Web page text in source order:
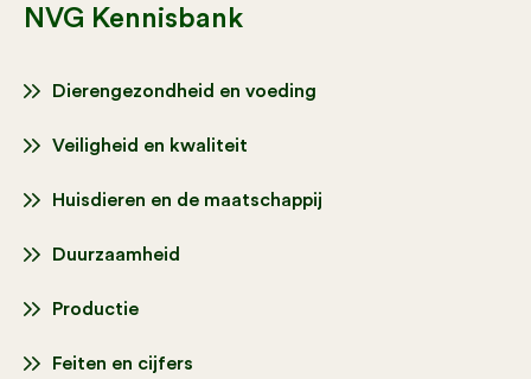
NVG Kennisbank
Dierengezondheid en voeding
Veiligheid en kwaliteit
Huisdieren en de maatschappij
Duurzaamheid
Productie
Feiten en cijfers